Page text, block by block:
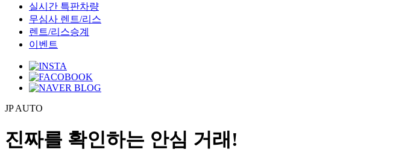
실시간 특판차량
무심사 렌트/리스
렌트/리스승계
이벤트
JP AUTO
진짜를 확인하는 안심 거래!